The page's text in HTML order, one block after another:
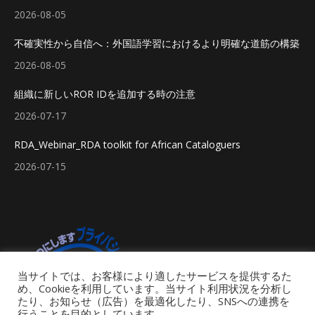
2026-08-05
不確実性から自信へ：外国語学習におけるより明確な道筋の構築
2026-08-05
組織に新しいROR IDを追加する時の注意
2026-07-17
RDA_Webinar_RDA toolkit for African Cataloguers
2026-07-15
当サイトでは、お客様により適したサービスを提供するた
め、Cookieを利用しています。当サイト利用状況を分析し
たり、お知らせ（広告）を最適化したり、SNSへの連携を